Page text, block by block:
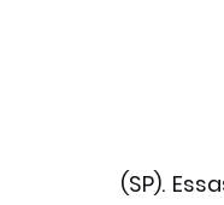
(SP).